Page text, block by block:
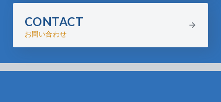
CONTACT
お問い合わせ